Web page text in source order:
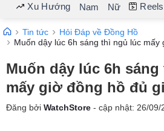
Xu Hướng Nam Nữ Reels
Tin tức
Hỏi Đáp về Đồng Hồ
Muốn dậy lúc 6h sáng thì ngủ lúc mấy
Muốn dậy lúc 6h
mấy giờ đồng hồ đủ
Đăng bởi WatchStore - cập nhật: 26/09/